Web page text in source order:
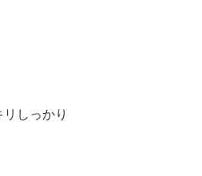
しっかり